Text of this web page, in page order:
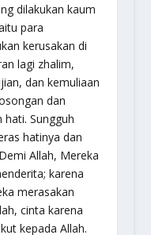
dilakukan kaum
para
kerusakan di
lagi zhalim,
dan kemuliaan
dan
Sungguh
hatinya dan
Allah, Mereka
karena
merasakan
cinta karena
kepada Allah.